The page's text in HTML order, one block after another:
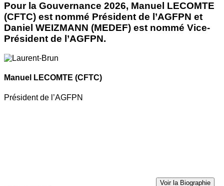
Pour la Gouvernance 2026, Manuel LECOMTE
(CFTC) est nommé Président de l’AGFPN et
Daniel WEIZMANN (MEDEF) est nommé Vice-
Président de l’AGFPN.
Manuel LECOMTE (CFTC)
Président de l’AGFPN
Voir la Biographie